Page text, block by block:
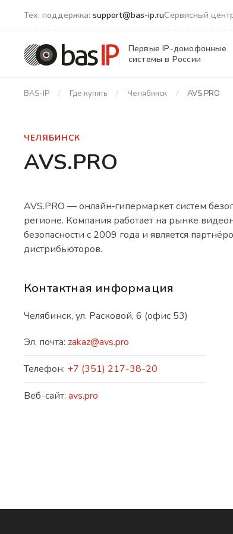
Тех. поддержка: support@bas-ip.ruСервисный
Первые IP-домофонные
системы в России
BAS-IP Где купить Челябинск AVS.PRO
ЧЕЛЯБИНСК
AVS.PRO
AVS.PRO — онлайн‑гипермаркет систем
регионе. Компания работает на рынке
безопасности с 2009 года и является
дистрибьюторов.
Контактная информация
Челябинск, ул. Расковой, 6 (офис 53)
Эл. почта: zakaz@avs.pro
Телефон: +7 (351) 217-38-20
Веб-сайт: avs.pro